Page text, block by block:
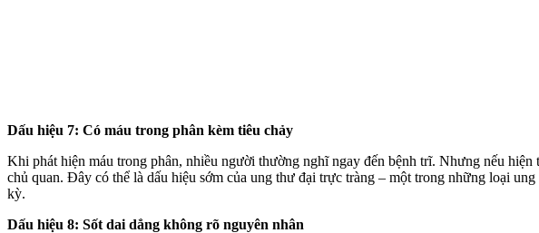
Dấu hiệu 7: Có máu trong phân kèm tiêu chảy
Khi phát hiện máu trong phân, nhiều người thường nghĩ ngay đến bệnh trĩ. Nhưng nếu
chủ quan. Đây có thể là dấu hiệu sớm của ung thư đại trực tràng – một trong những loại
kỳ.
Dấu hiệu 8: Sốt dai dẳng không rõ nguyên nhân